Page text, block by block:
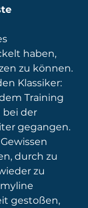
haben,
zu können.
Klassiker:
Training
bei der
gegangen.
durch zu
zu
gestoßen,